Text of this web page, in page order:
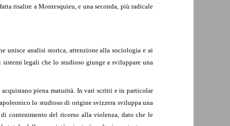
risalire a Montesquieu, e una seconda, più radicale
unisce analisi storica, attenzione alla sociologia e ai
legali che lo studioso giunge a sviluppare una
piena maturità. In vari scritti e in particolar
lo studioso di origine svizzera sviluppa una
contenimento del ricorso alla violenza, dato che le